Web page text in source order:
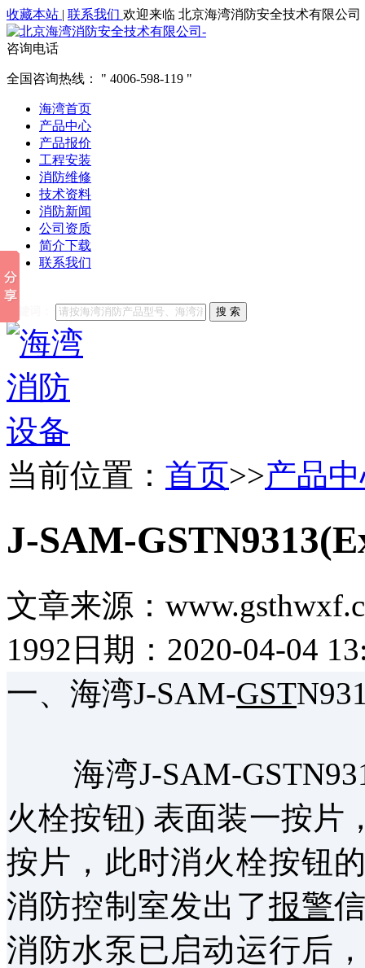
收藏本站 | 联系我们 欢迎来临 北京海湾消防安全技术有限公司
咨询电话
全国咨询热线： 4006-598-119
海湾首页
产品中心
产品报价
工程安装
消防维修
技术资料
消防新闻
公司资质
简介下载
联系我们
他们都在搜索:
搜 索
当前位置： 首页>>产品
J-SAM-
文章来源：
1992 日期：2020-04-04
一、海湾J-SAM-GST
海湾J-SAM-
火栓按钮) 表面装一按片
按片，此时消火栓按钮
消防控制室发出了报警
消防水泵已启动运行后